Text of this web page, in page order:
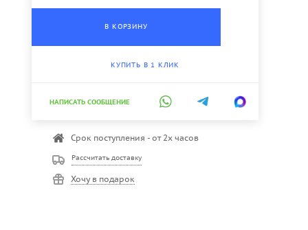
В КОРЗИНУ
КУПИТЬ В 1 КЛИК
НАПИСАТЬ СООБЩЕНИЕ
Срок поступления - от 2х часов
Рассчитать доставку
Хочу в подарок